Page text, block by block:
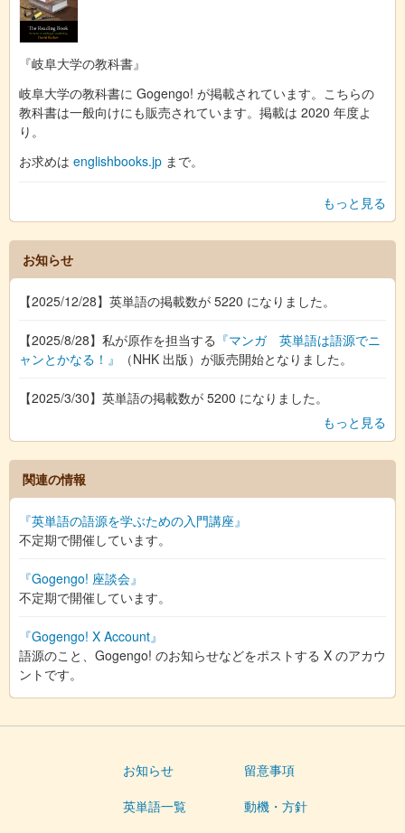
『岐阜大学の教科書』
岐阜大学の教科書に Gogengo! が掲載されています。こちらの
教科書は一般向けにも販売されています。掲載は 2020 年度よ
り。
お求めは englishbooks.jp まで。
もっと見る
お知らせ
【2025/12/28】英単語の掲載数が 5220 になりました。
【2025/8/28】私が原作を担当する 『マンガ 英単語は語源でニ
ャンとかなる！』
（NHK 出版）が販売開始となりました。
【2025/3/30】英単語の掲載数が 5200 になりました。
もっと見る
関連の情報
『英単語の語源を学ぶための入門講座』
不定期で開催しています。
『Gogengo! 座談会』
不定期で開催しています。
『Gogengo! X Account』
語源のこと、Gogengo! のお知らせなどをポストする X のアカウ
ントです。
お知らせ
英単語一覧
留意事項
動機・方針